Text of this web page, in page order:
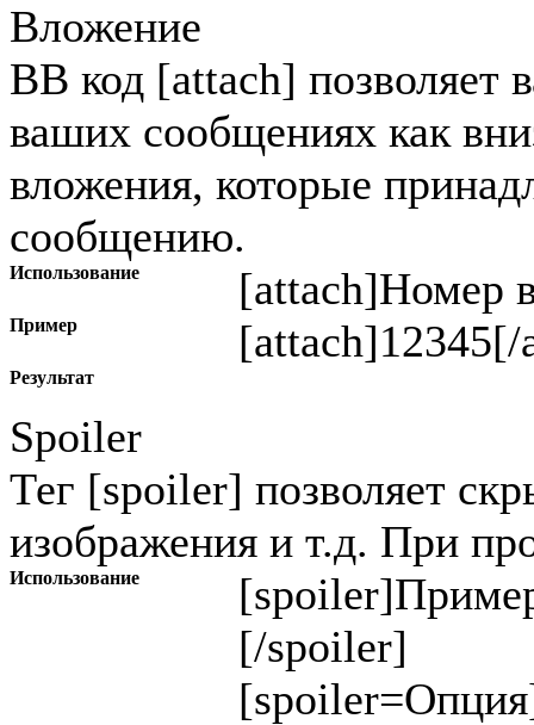
Вложение
BB код [attach] позволяет
ваших сообщениях как
вложения, которые
сообщению.
Использование [attach]Номер
Пример [attach]12345[/
Результат
Spoiler
Тег [spoiler] позволяет
изображения и т.д. При
Использование [spoiler]
[/spoiler]
[spoiler=Опция